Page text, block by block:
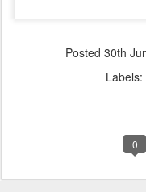
Posted 30th
Labels:
0